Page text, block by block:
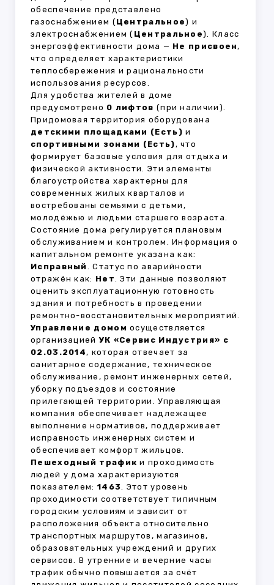
обеспечение представлено
газоснабжением (Центральное) и
электроснабжением ( Центральное). Класс
энергоэффективности дома — Не присвоен,
что определяет характеристики
теплосбережения и рациональности
использования ресурсов.
Для удобства жителей в доме
предусмотрено 0 лифтов (при наличии).
Придомовая территория оборудована
детскими площадками (Есть) и
спортивными зонами (Есть), что
формирует базовые условия для отдыха и
физической активности. Эти элементы
благоустройства характерны для
современных жилых кварталов и
востребованы семьями с детьми,
молодёжью и людьми старшего возраста.
Состояние дома регулируется плановым
обслуживанием и контролем. Информация о
капитальном ремонте указана как:
Исправный . Статус по аварийности
отражён как: Нет. Эти данные позволяют
оценить эксплуатационную готовность
здания и потребность в проведении
ремонтно-восстановительных мероприятий.
Управление домом осуществляется
организациейУК «Сервис Индустрия» с
02.03.2014, которая отвечает за
санитарное содержание, техническое
обслуживание, ремонт инженерных сетей,
уборку подъездов и состояние
прилегающей территории. Управляющая
компания обеспечивает надлежащее
выполнение нормативов, поддерживает
исправность инженерных систем и
обеспечивает комфорт жильцов.
Пешеходный трафик и проходимость
людей у дома характеризуются
показателем: 1463. Этот уровень
проходимости соответствует типичным
городским условиям и зависит от
расположения объекта относительно
транспортных маршрутов, магазинов,
образовательных учреждений и других
сервисов. В утренние и вечерние часы
трафик обычно повышается за счёт